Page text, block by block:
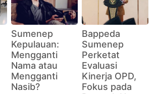
Sumenep
Kepulauan:
Mengganti
Nama atau
Mengganti
Nasib?
Bappeda
Sumenep
Perketat
Evaluasi
Kinerja OPD,
Fokus pada